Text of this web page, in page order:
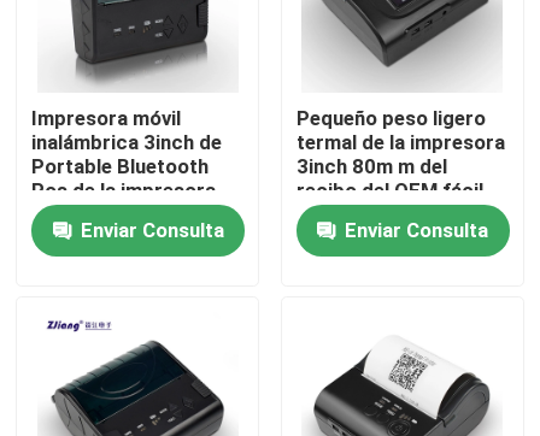
impresora del recibo de 58m m
impresora del recibo de 80m m
impresora térmica portátil de 58m m mini
Impresora térmica de Bluetooth 58m m
Impresora térmica de Bluetooth 80m m
Impresora móvil
inalámbrica 3inch de
Portable Bluetooth
Pos de la impresora
térmica del ODM
Enviar Consulta
Pequeño peso ligero
termal de la impresora
3inch 80m m del
recibo del OEM fácil
llevar
Enviar Consulta